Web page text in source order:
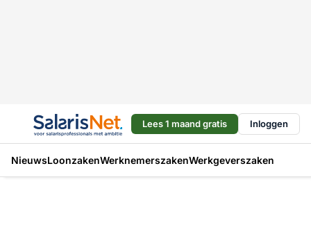
Lees 1 maand gratis Inloggen
NieuwsLoonzakenWerknemerszakenWerkgeverszaken